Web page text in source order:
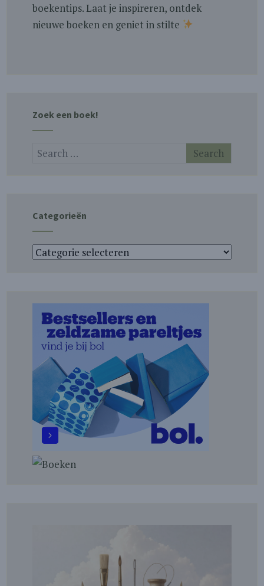
boekentips. Laat je inspireren, ontdek
nieuwe boeken en geniet in stilte
Zoek een boek!
Categorieën
Categorieën